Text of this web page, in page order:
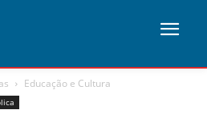
Educação e Cultura